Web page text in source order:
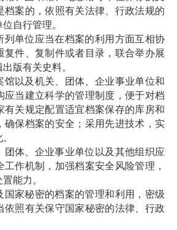
档案的，依照有关法律、行政法规的
自行管理。
列单位应当在档案的利用方面互相协
复件、复制件或者目录，联合举办展
版有关史料。
以及机关、团体、企业事业单位和
应当建立科学的管理制度，便于对档
有关规定配置适宜档案保存的库房和
确保档案的安全；采用先进技术，实
团体、企业事业单位以及其他组织应
工作机制，加强档案安全风险管理，
能力。
家秘密的档案的管理和利用，密级
依照有关保守国家秘密的法律、行政